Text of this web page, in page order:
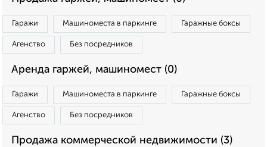
Гаражи Машиноместа в паркинге Гаражные боксы
Агенство Без посредников
Аренда гаржей, машиномест (0)
Гаражи Машиноместа в паркинге Гаражные боксы
Агенство Без посредников
Продажа коммерческой недвижимости (3)